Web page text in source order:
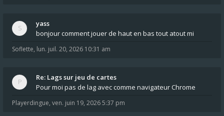
yass
bonjour comment jouer de haut en bas tout atout mi
Soflette, lun. juil. 20, 2026 10:31 am
Re: Lags sur jeu de cartes
Pour moi pas de lag avec comme navigateur Chrome
Playerdingue, ven. juin 19, 2026 5:37 pm